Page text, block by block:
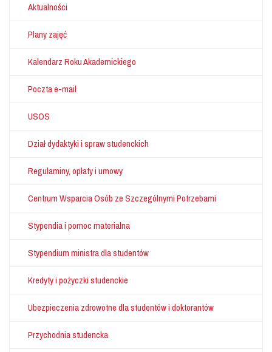
Aktualności
Plany zajęć
Kalendarz Roku Akademickiego
Poczta e-mail
USOS
Dział dydaktyki i spraw studenckich
Regulaminy, opłaty i umowy
Centrum Wsparcia Osób ze Szczególnymi Potrzebami
Stypendia i pomoc materialna
Stypendium ministra dla studentów
Kredyty i pożyczki studenckie
Ubezpieczenia zdrowotne dla studentów i doktorantów
Przychodnia studencka